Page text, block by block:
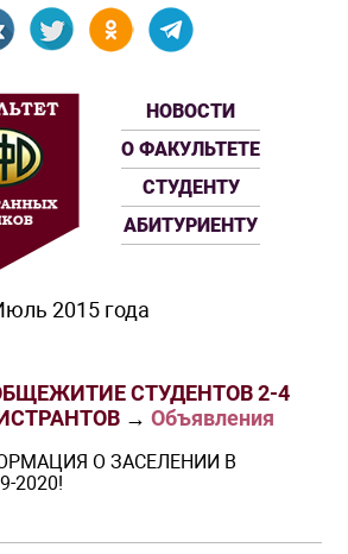
НОВОСТИ
О ФАКУЛЬТЕТЕ
СТУДЕНТУ
АБИТУРИЕНТУ
2015 года
СТУДЕНТОВ 2-4
→Объявления
О ЗАСЕЛЕНИИ В
2020!